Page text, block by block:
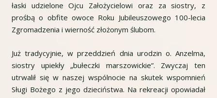
łaski udzielone Ojcu Założycielowi oraz za siostry, z
prośbą o obfite owoce Roku Jubileuszowego 100-lecia
Zgromadzenia i wierność złożonym ślubom.
Już tradycyjnie, w przeddzień dnia urodzin o. Anzelma,
siostry upiekły „bułeczki marszowickie”. Zwyczaj ten
utrwalił się w naszej wspólnocie na skutek wspomnień
Sługi Bożego z jego dzieciństwa. Na rekreacji opowiadał